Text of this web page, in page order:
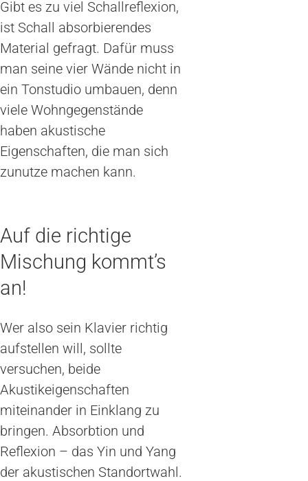
Gibt es zu viel Schallreflexion,
ist Schall absorbierendes
Material gefragt. Dafür muss
man seine vier Wände nicht in
ein Tonstudio umbauen, denn
viele Wohngegenstände
haben akustische
Eigenschaften, die man sich
zunutze machen kann.
Auf die richtige
Mischung kommt’s
an!
Wer also sein Klavier richtig
aufstellen will, sollte
versuchen, beide
Akustikeigenschaften
miteinander in Einklang zu
bringen. Absorbtion und
Reflexion – das Yin und Yang
der akustischen Standortwahl.